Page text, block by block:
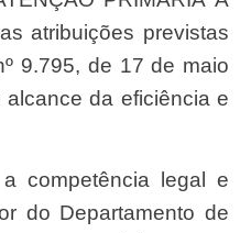
atribuições previstas
9.795, de 17 de maio
da eficiência e
do Departamento de